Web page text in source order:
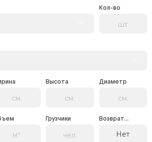
Кол-во
Высота Диаметр
Грузчики Возврат...
Нет